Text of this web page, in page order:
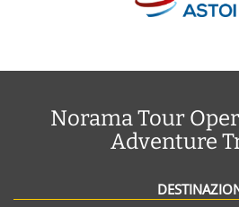
Norama Tour
Adventure